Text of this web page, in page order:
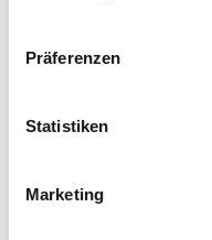
Präferenzen
Statistiken
Marketing